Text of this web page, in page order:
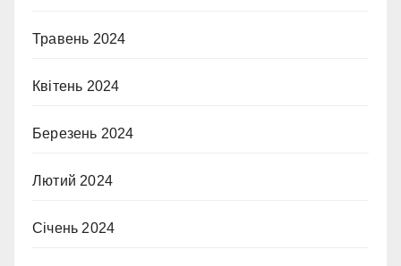
Травень 2024
Квітень 2024
Березень 2024
Лютий 2024
Січень 2024